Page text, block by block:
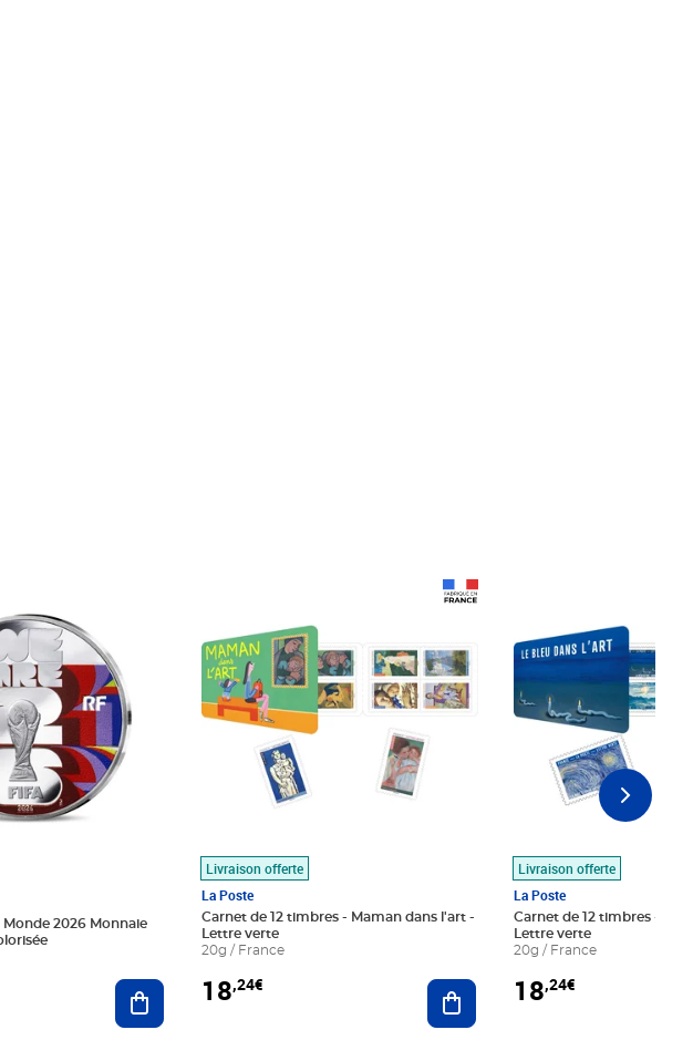
Monde 2026 Monnaie
Ajouter au panier
Livraison offerte
La Poste
Carnet de 12 timbres - Maman dans l'art -
Lettre verte
20g / France
18,24€ Ajouter au panier
Livraison offerte
La Poste
Carnet de 12 timbres - Le
Lettre verte
20g / France
18,24€